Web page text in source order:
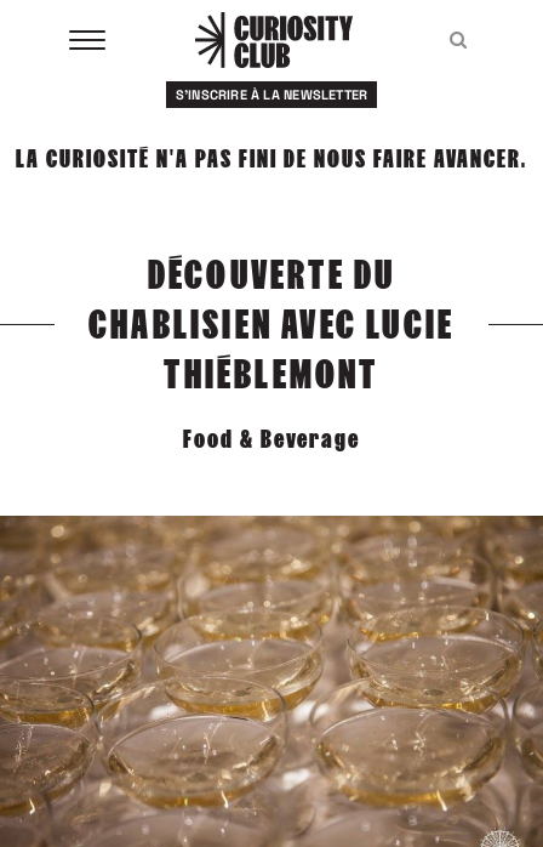
S'INSCRIRE À LA NEWSLETTER
LA CURIOSITÉ N'A PAS FINI DE NOUS FAIRE AVANCER.
DÉCOUVERTE DU
CHABLISIEN AVEC LUCIE
THIÉBLEMONT
Food & Beverage